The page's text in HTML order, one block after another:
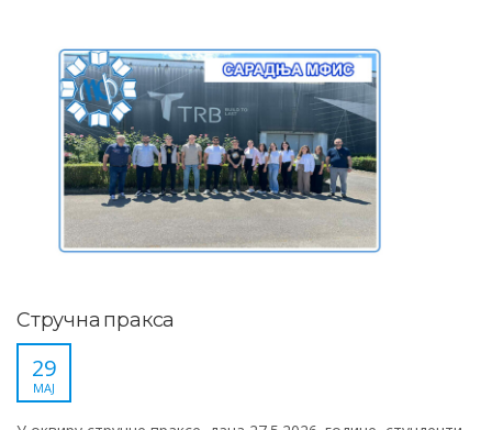
Стручна пракса
29
МАЈ